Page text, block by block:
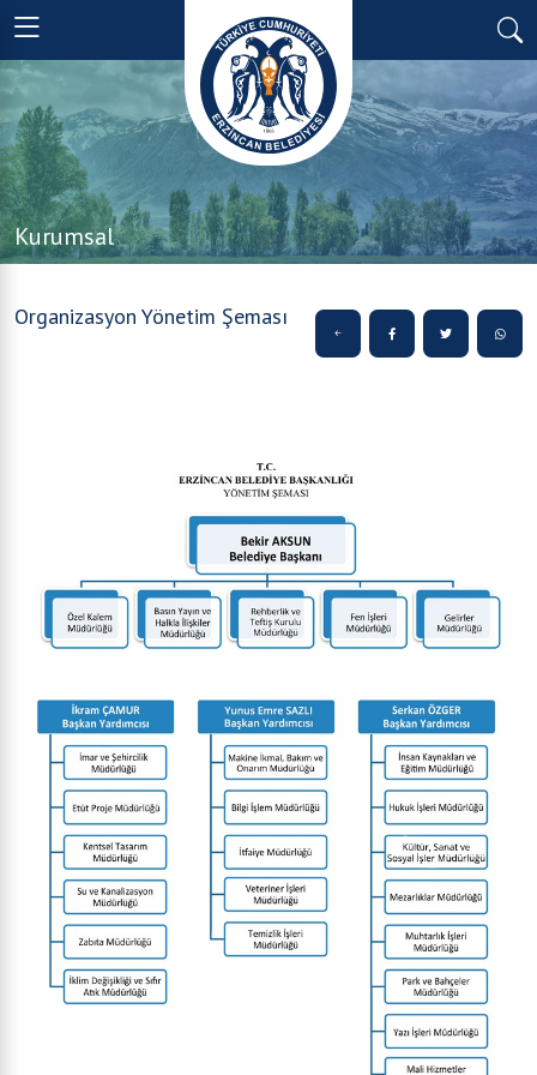
Kurumsal
Organizasyon Yönetim Şeması